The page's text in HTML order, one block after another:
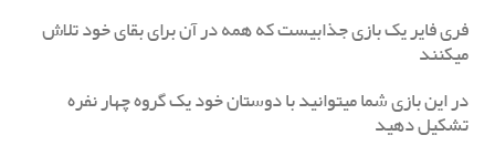
فری فایر یک بازی جذابیست که همه در آن برای بقای خود تلاش
میکنند
در این بازی شما میتوانید با دوستان خود یک گروه چهار نفره
تشکیل دهید